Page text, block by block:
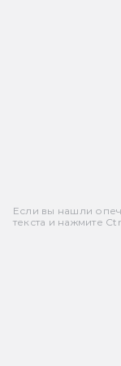
Если вы нашли
текста и нажмите